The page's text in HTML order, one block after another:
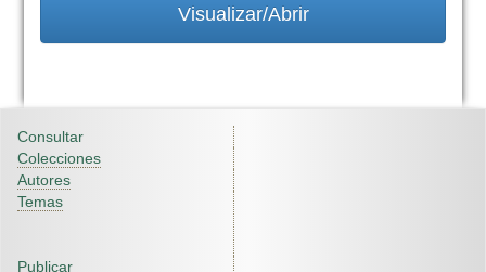
Visualizar/Abrir
Consultar
Colecciones
Autores
Temas
Publicar